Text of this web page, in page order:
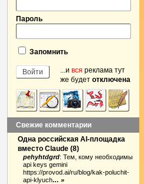
Пароль
Запомнить
...и вся реклама тут
же будет отключена
Свежие комментарии
Одна российская AI-площадка
вместо Claude (8)
pehyhtdgrd: Тем, кому необходимы
api keys gemini
https://provod.ai/ru/blog/kak-poluchit-
api-klyuch… »